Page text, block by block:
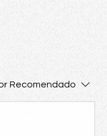
Recomendado